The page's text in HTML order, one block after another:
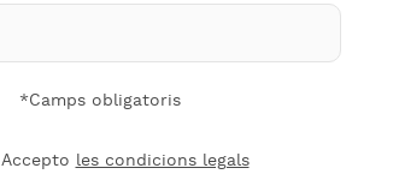
*Camps obligatoris
Acceptoles condicions legals